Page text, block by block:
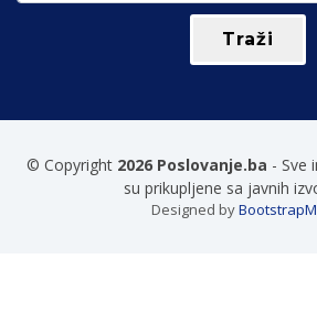
© Copyright 2026 Poslovanje.ba - Sve
su prikupljene sa javnih
Designed by